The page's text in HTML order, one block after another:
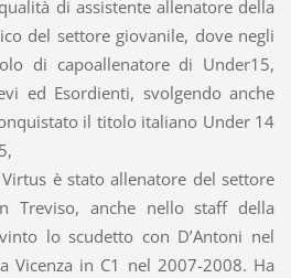
di assistente allenatore della
del settore giovanile, dove negli
di capoallenatore di Under15,
ed Esordienti, svolgendo anche
il titolo italiano Under 14
è stato allenatore del settore
Treviso, anche nello staff della
lo scudetto con D’Antoni nel
Vicenza in C1 nel 2007-2008. Ha